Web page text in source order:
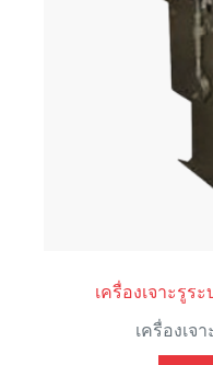
เครื่องเจาะรูร
เครื่องเจ